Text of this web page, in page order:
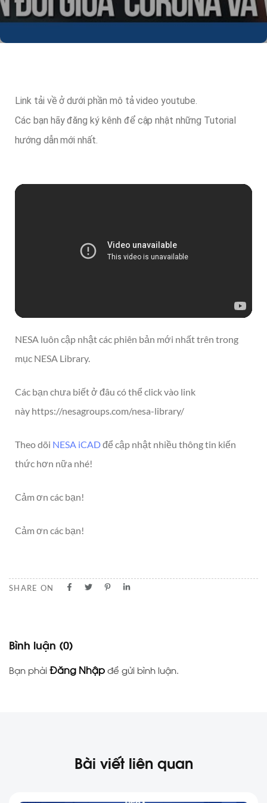
Link tải về ở dưới phần mô tả video youtube.
Các bạn hãy đăng ký kênh để cập nhật những Tutorial
hướng dẫn mới nhất.
NESA luôn cập nhật các phiên bản mới nhất trên trong
mục NESA Library.
Các bạn chưa biết ở đâu có thể click vào link
này https://nesagroups.com/nesa-library/
Theo dõi NESA iCADđể cập nhật nhiều thông tin kiến
thức hơn nữa nhé!
Cảm ơn các bạn!
Cảm ơn các bạn!
SHARE ON
Bình luận (0)
Bạn phải Đăng Nhậpđể gửi bình luận.
Bài viết liên quan